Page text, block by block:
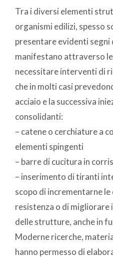
Tra i diversi elementi
organismi edilizi, spesso
presentare evidenti segni
manifestano attraverso
necessitare interventi di
che in molti casi
acciaio e la successiva
consolidanti:
– catene o cerchiature a
elementi spingenti
– barre di cucitura in
– inserimento di tiranti
scopo di incrementarne
resistenza o di
delle strutture, anche in
Moderne ricerche,
hanno permesso di